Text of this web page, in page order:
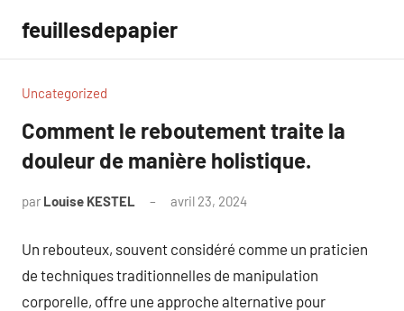
contenu
feuillesdepapier
Uncategorized
Comment le reboutement traite la
douleur de manière holistique.
par Louise KESTEL avril 23, 2024
Un rebouteux, souvent considéré comme un praticien
de techniques traditionnelles de manipulation
corporelle, offre une approche alternative pour